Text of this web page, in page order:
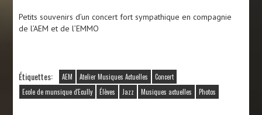
Petits souvenirs d’un concert fort sympathique en compagnie
de l’AEM et de l’EMMO
Étiquettes: AEM Atelier Musiques Actuelles
Concert
Ecole de munsique d'Ecully
Élèves Jazz Musiques actuelles Photos